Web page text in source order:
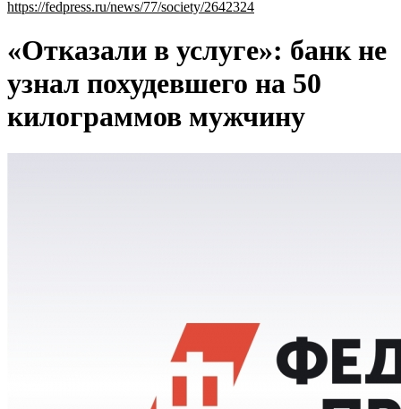
https://fedpress.ru/news/77/society/2642324
«Отказали в услуге»: банк не
узнал похудевшего на 50
килограммов мужчину